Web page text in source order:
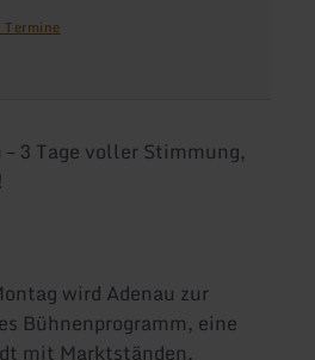
Termine
3 Tage voller Stimmung,
wird Adenau zur
Bühnenprogramm, eine
mit Marktständen,